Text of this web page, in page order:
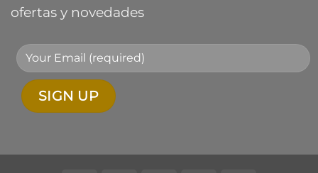
ofertas y novedades